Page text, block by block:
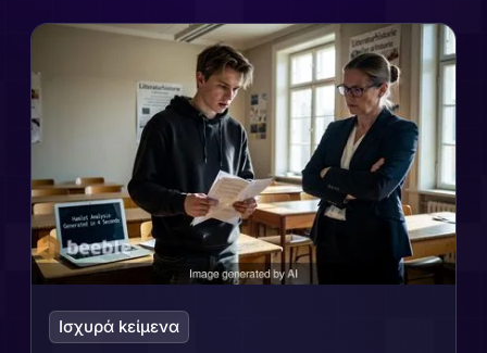
Iσχυρά kείμενα